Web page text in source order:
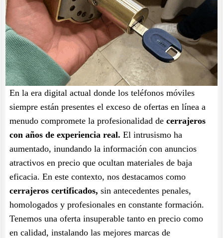
En la era digital actual donde los teléfonos móviles
siempre están presentes el exceso de ofertas en línea a
menudo compromete la profesionalidad de cerrajeros
con años de experiencia real. El intrusismo ha
aumentado, inundando la información con anuncios
atractivos en precio que ocultan materiales de baja
eficacia. En este contexto, nos destacamos como
cerrajeros certificados, sin antecedentes penales,
homologados y profesionales en constante formación.
Tenemos una oferta insuperable tanto en precio como
en calidad, instalando las mejores marcas de